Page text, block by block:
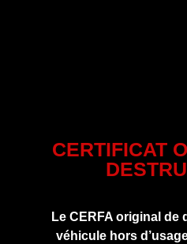
CERTIFICAT
Le CERFA original
véhicule hors